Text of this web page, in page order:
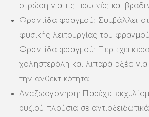
στρώση για τις πρωινές και
Φροντίδα φραγμού: Συμβάλλει
φυσικής λειτουργίας του
Φροντίδα φραγμού: Περιέχει
χοληστερόλη και λιπαρά οξέα για
την ανθεκτικότητα.
Αναζωογόνηση: Παρέχει
ρυζιού πλούσια σε